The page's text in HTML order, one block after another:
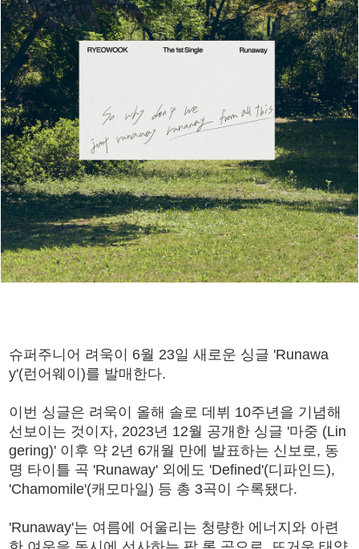
슈퍼주니어 려욱이 6월 23일 새로운 싱글 'Runawa
y'(런어웨이)를 발매한다.
이번 싱글은 려욱이 올해 솔로 데뷔 10주년을 기념해
선보이는 것이자, 2023년 12월 공개한 싱글 '마중 (Lin
gering)' 이후 약 2년 6개월 만에 발표하는 신보로, 동
명 타이틀 곡 'Runaway' 외에도 'Defined'(디파인드),
'Chamomile'(캐모마일) 등 총 3곡이 수록됐다.
'Runaway'는 여름에 어울리는 청량한 에너지와 아련